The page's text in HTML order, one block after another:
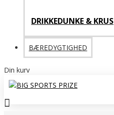
DRIKKEDUNKE & KRUS
BÆREDYGTIGHED
Din kurv